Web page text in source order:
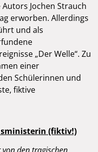
Autors Jochen Strauch
erworben. Allerdings
und als
„Der Welle“. Zu
einer
Schülerinnen und
fiktive
(fiktiv!)